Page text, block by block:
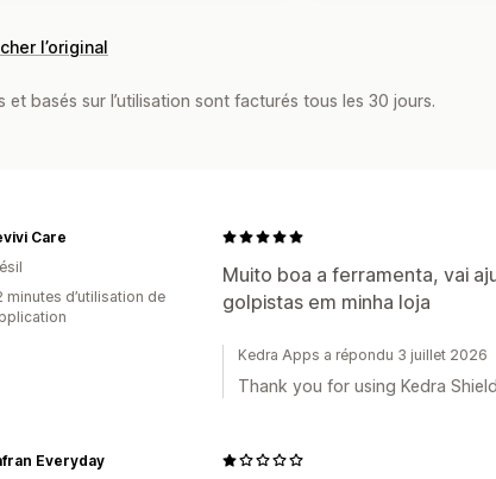
l’original
basés sur l’utilisation sont facturés tous les 30 jours.
Muito boa a ferramenta, vai
golpistas em minha loja
Care
minutes d’utilisation de
Kedra Apps a répondu 3 juillet 2026
Thank you for using Kedra
Everyday